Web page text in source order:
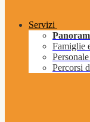
Servizi
Famiglie
Percorsi